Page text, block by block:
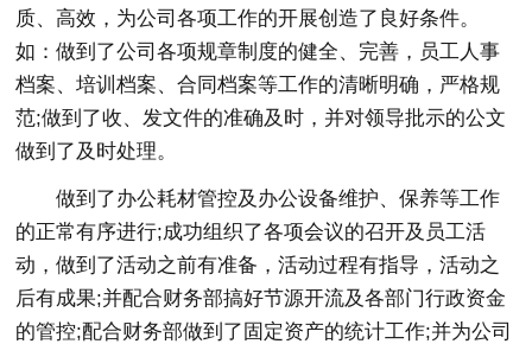
质、高效，为公司各项工作的开展创造了良好条件。
如：做到了公司各项规章制度的健全、完善，员工人事
档案、培训档案、合同档案等工作的清晰明确，严格规
范;做到了收、发文件的准确及时，并对领导批示的公文
做到了及时处理。
做到了办公耗材管控及办公设备维护、保养等工作
的正常有序进行;成功组织了各项会议的召开及员工活
动，做到了活动之前有准备，活动过程有指导，活动之
后有成果;并配合财务部搞好节源开流及各部门行政资金
的管控;配合财务部做到了固定资产的统计工作;并为公司